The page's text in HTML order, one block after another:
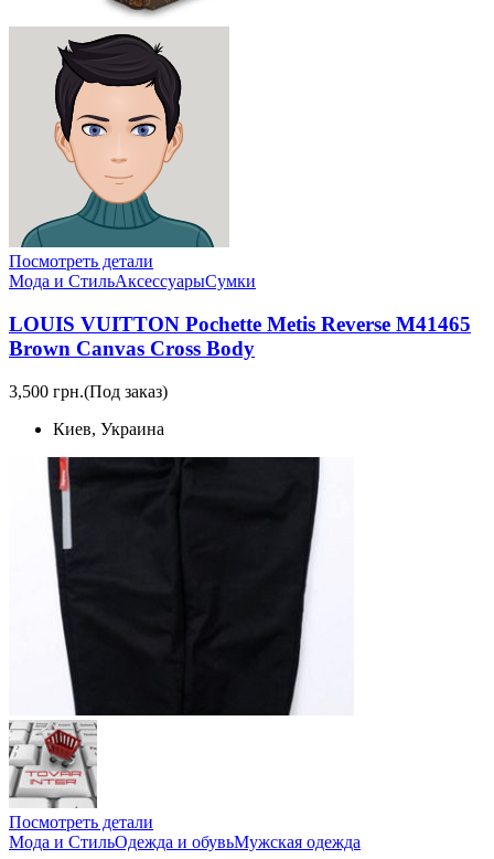
Посмотреть детали
Мода и СтильАксессуарыСумки
LOUIS VUITTON Pochette Metis Reverse M41465
Brown Canvas Cross Body
3,500 грн.(Под заказ)
Киев, Украина
Посмотреть детали
Мода и СтильОдежда и обувьМужская одежда